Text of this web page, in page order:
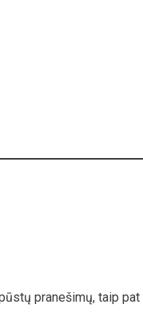
pranešimų, taip pat